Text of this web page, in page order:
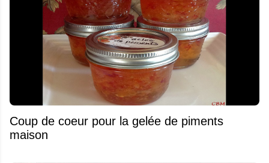
Coup de coeur pour la gelée de piments
maison